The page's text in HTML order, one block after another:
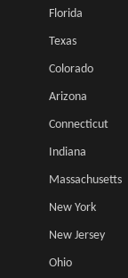
Florida
Texas
Colorado
Arizona
Connecticut
Indiana
Massachusetts
New York
New Jersey
Ohio